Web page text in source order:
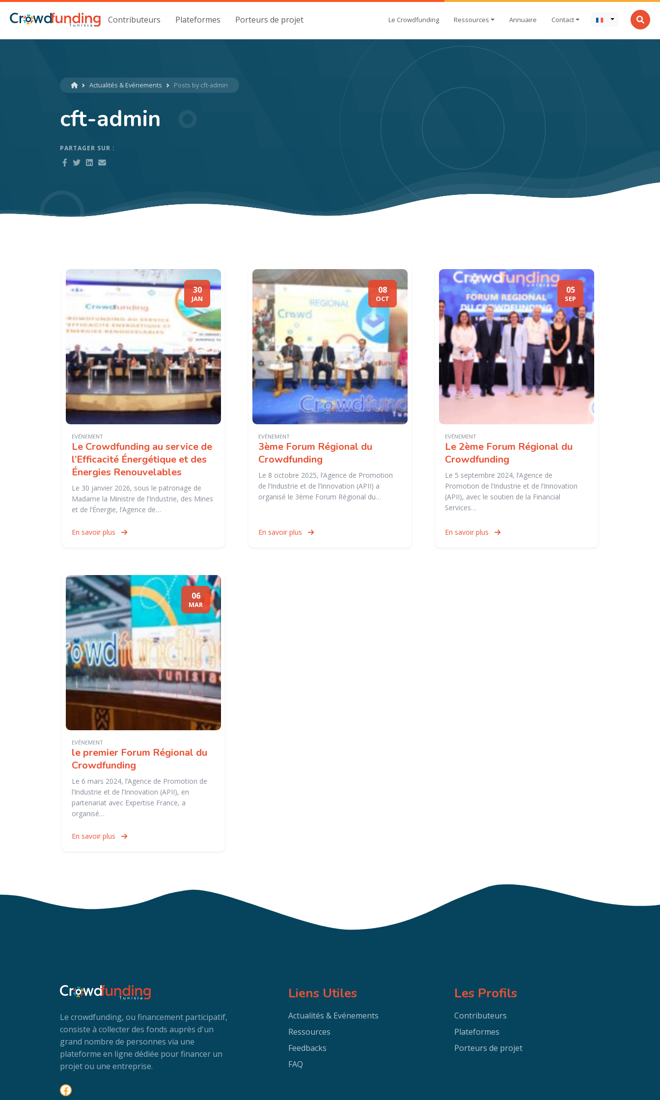
Contributeurs Plateformes Porteurs de projet Le Crowdfunding Ressources Annuaire Contact
Crowdfunding Tunisie
Actualités & Evénements Posts by cft-admin
cft-admin
PARTAGER SUR :
30
JAN
EVÉNEMENT
Le Crowdfunding au service de
l’Efficacité Énergétique et des
Énergies Renouvelables
Le 30 janvier 2026, sous le patronage de
Madame la Ministre de l’Industrie, des Mines
et de l’Énergie, l’Agence de…
En savoir plus
08
OCT
EVÉNEMENT
3ème Forum Régional du
Crowdfunding
Le 8 octobre 2025, l’Agence de Promotion
de l’Industrie et de l’Innovation (APII) a
organisé le 3ème Forum Régional du…
En savoir plus
05
SEP
EVÉNEMENT
Le 2ème Forum Régional du
Crowdfunding
Le 5 septembre 2024, l’Agence de
Promotion de l’Industrie et de l’Innovation
(APII), avec le soutien de la Financial
Services…
En savoir plus
06
MAR
EVÉNEMENT
le premier Forum Régional du
Crowdfunding
Le 6 mars 2024, l’Agence de Promotion de
l’Industrie et de l’Innovation (APII), en
partenariat avec Expertise France, a
organisé…
En savoir plus
Le crowdfunding, ou financement participatif,
consiste à collecter des fonds auprès d'un
grand nombre de personnes via une
plateforme en ligne dédiée pour financer un
projet ou une entreprise.
Facebook
Liens Utiles
Actualités & Evénements
Ressources
Feedbacks
FAQ
Les Profils
Contributeurs
Plateformes
Porteurs de projet